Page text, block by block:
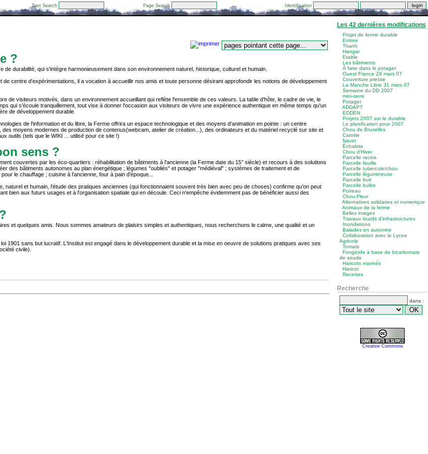
Text Search Page Search Identification
?
durabilité, qui s'intègre harmonieusement dans son environnement naturel, historique, culturel et humain.
centre d'expérimentations, il a vocation à accueillir nos amis et toute personne désirant approfondir les notions de développement
de visiteurs motivés, dans un environnement accueillant qui reflète l'ensemble de ces valeurs. La table d'hôte, le cadre de vie, le
qui s'écoule tranquillement, tout vise à donner l'occasion aux visiteurs de vivre une expérience authentique en même temps qu'un
de développement durable.
de l'information et du libre, la Ferme offrira un espace technologique et des moyens d'animation en pointe : un centre
moyens modernes de production de contenus(webcam, atelier de création...), des ordinateurs et du matériel recyclé sur site et
outils (tels que le WIKI ... utilisé pour ce site !)
sens ?
couvertes par les éco-quartiers : réhabilitation de bâtiments à l'ancienne (la Ferme date du 15° siècle) et recours à des solutions
des bâtiments autonomes au plan énergétique ; légumes "oubliés" et potager "médiéval" ; systèmes de traitement et de
le chauffage ; cuisine à l'ancienne, four à pain d'époque...
naturel et humain, l'étude des pratiques anciennes (qui fonctionnaient souvent très bien avec peu de choses) confirme qu'on peut
bien aux futurs usages et à l'organisation spatiale qui en découle. Ceci n'empêche évidemment pas de bénéficier aussi des
et quelques amis. Nous sommes amateurs de plaisirs simples et authentiques, nous recherchons le calme, une qualité et un
loi 1901 sans but lucratif. L'Institut est engagé dans le développement durable et la mise en oeuvre de solutions pratiques avec ses
civile).
Les 42 dernières modifications
Projet de ferme durable
Entree
Thanh
Hangar
Etable
Les bâtiments
À faire dans le potager
Ouest France 29 mars 07
Couverture presse
La Manche Libre 31 mars 07
Semaine du DD 2007
mini-serre
Potager
ADDAPT
EDDEN
Projets 2007 sur le durable
Le planification pour 2007
Chou de Bruxelles
Carotte
Navet
Échalote
Chou d'Hiver
Parcelle racine
Parcelle feuille
Parcelle tubercule/chou
Parcelle légumineuse
Parcelle fruit
Parcelle bulbe
Poireau
Chou-Fleur
Alternatives solidaires et numerique
Animaux de la ferme
Belles images
Travaux lourds d'infrastructures
Inondations
Balades en automne
Collaboration avec le Lycee
Agricole
Tomate
Fongicide à base de bicarbonate
de soude
Haricots marinés
Haricot
Recettes
Recherche
dans :
Creative Commons